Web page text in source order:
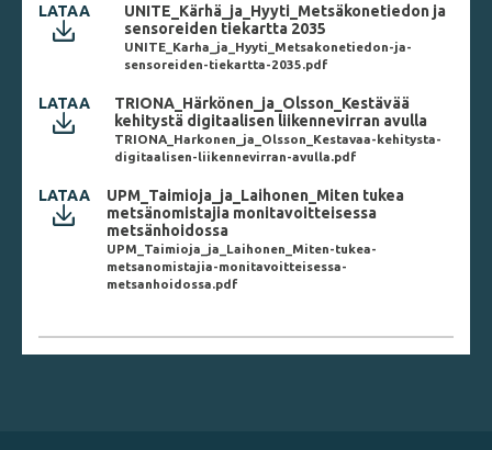
LATAA
UNITE_Kärhä_ja_Hyyti_Metsäkonetiedon ja
sensoreiden tiekartta 2035
UNITE_Karha_ja_Hyyti_Metsakonetiedon-ja-
sensoreiden-tiekartta-2035.pdf
LATAA
TRIONA_Härkönen_ja_Olsson_Kestävää
kehitystä digitaalisen liikennevirran avulla
TRIONA_Harkonen_ja_Olsson_Kestavaa-kehitysta-
digitaalisen-liikennevirran-avulla.pdf
LATAA
UPM_Taimioja_ja_Laihonen_Miten tukea
metsänomistajia monitavoitteisessa
metsänhoidossa
UPM_Taimioja_ja_Laihonen_Miten-tukea-
metsanomistajia-monitavoitteisessa-
metsanhoidossa.pdf